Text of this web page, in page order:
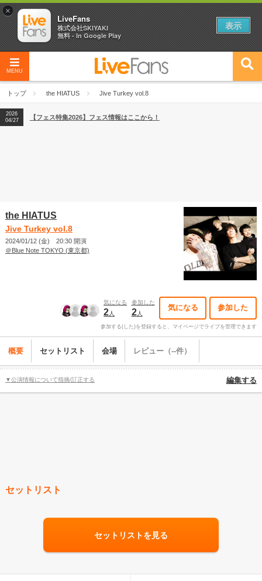
MENU
トップ the HIATUS Jive Turkey vol.8
2026
04/27
2026
【ライブ動員ランキング】2026年上半期編発表！
2026
04/27
【フェス特集2026】フェス情報はここから！
the HIATUS
Jive Turkey vol.8
2024/01/12 (金) 20:30 開演
＠Blue Note TOKYO (東京都)
気になる
2人
参加した
2人
気になる 参加した
参加する(した)を登録すると、マイページでライブを管理できます
概要 セットリスト 会場 レビュー（--件）
▼公演情報について指摘/訂正する 編集する
セットリスト
セットリストを見る
×
LiveFans
株式会社SKIYAKI
無料 - In Google Play
表示